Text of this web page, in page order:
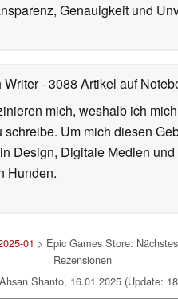
Genauigkeit und
Writer- 3088 Artikel auf
mich, weshalb ich
Um mich diesen
Design, Digitale Medien
Hunden.
01 > Epic Games Store:
Rezensionen
Shanto, 16.01.2025 (Update: